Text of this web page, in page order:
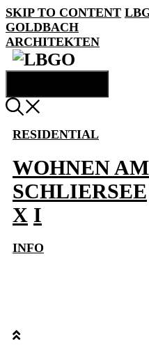
SKIP TO CONTENT
GOLDBACH
ARCHITEKTEN
RESIDENTIAL
WOHNEN
SCHLIERSEE
X I
INFO